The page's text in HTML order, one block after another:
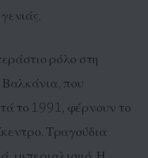
ρόλο στη
Βαλκάνια, που
το 1991, φέρνουν το
Τραγούδια